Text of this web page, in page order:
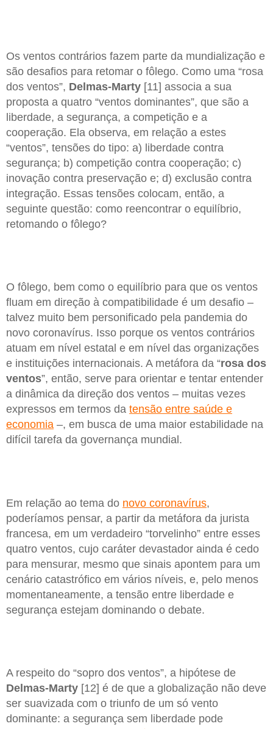
Os ventos contrários fazem parte da mundialização e
são desafios para retomar o fôlego. Como uma “rosa
dos ventos”, Delmas-Marty [11] associa a sua
proposta a quatro “ventos dominantes”, que são a
liberdade, a segurança, a competição e a
cooperação. Ela observa, em relação a estes
“ventos”, tensões do tipo: a) liberdade contra
segurança; b) competição contra cooperação; c)
inovação contra preservação e; d) exclusão contra
integração. Essas tensões colocam, então, a
seguinte questão: como reencontrar o equilíbrio,
retomando o fôlego?
O fôlego, bem como o equilíbrio para que os ventos
fluam em direção à compatibilidade é um desafio –
talvez muito bem personificado pela pandemia do
novo coronavírus. Isso porque os ventos contrários
atuam em nível estatal e em nível das organizações
e instituições internacionais. A metáfora da “rosa dos
ventos”, então, serve para orientar e tentar entender
a dinâmica da direção dos ventos – muitas vezes
expressos em termos da tensão entre saúde e
economia –, em busca de uma maior estabilidade na
difícil tarefa da governança mundial.
Em relação ao tema do novo coronavírus,
poderíamos pensar, a partir da metáfora da jurista
francesa, em um verdadeiro “torvelinho” entre esses
quatro ventos, cujo caráter devastador ainda é cedo
para mensurar, mesmo que sinais apontem para um
cenário catastrófico em vários níveis, e, pelo menos
momentaneamente, a tensão entre liberdade e
segurança estejam dominando o debate.
A respeito do “sopro dos ventos”, a hipótese de
Delmas-Marty [12] é de que a globalização não deve
ser suavizada com o triunfo de um só vento
dominante: a segurança sem liberdade pode